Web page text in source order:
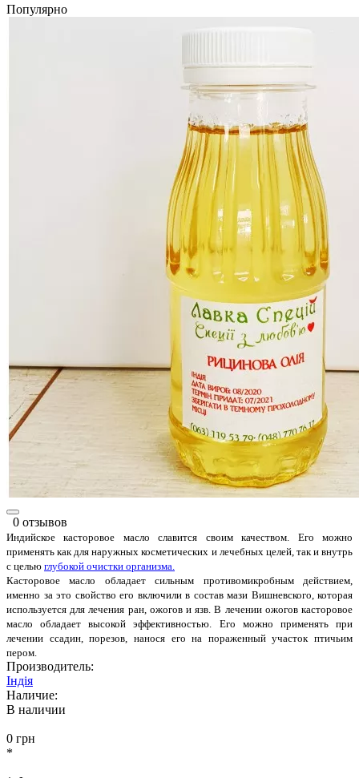
Популярно
0 отзывов
Индийское касторовое масло славится своим качеством. Его можно
применять как для наружных косметических и лечебных целей, так и внутрь
с целью глубокой очистки организма.
Касторовое масло обладает сильным противомикробным действием,
именно за это свойство его включили в состав мази Вишневского, которая
используется для лечения ран, ожогов и язв. В лечении ожогов касторовое
масло обладает высокой эффективностью. Его можно применять при
лечении ссадин, порезов, нанося его на пораженный участок птичьим
пером.
Производитель:
Індія
Наличие:
В наличии
0 грн
*